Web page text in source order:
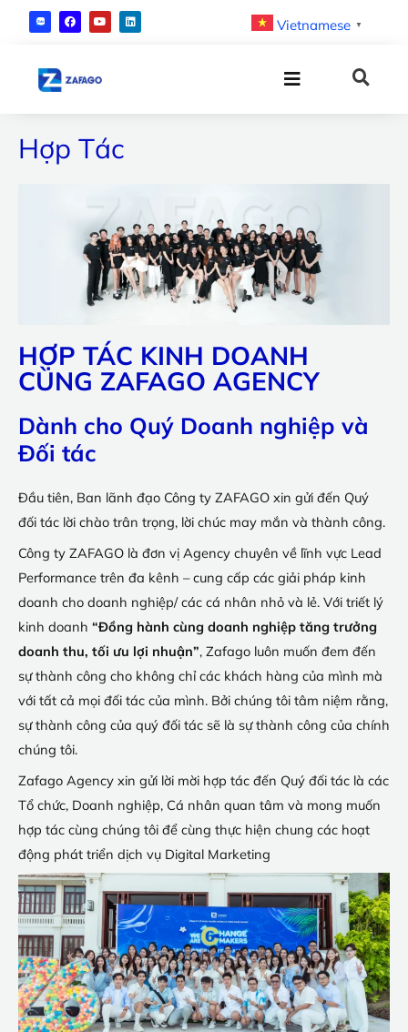
Vietnamese ▼
Hợp Tác
HỢP TÁC KINH DOANH
CÙNG ZAFAGO AGENCY
Dành cho Quý Doanh nghiệp và
Đối tác
Đầu tiên, Ban lãnh đạo Công ty ZAFAGO xin gửi đến Quý
đối tác lời chào trân trọng, lời chúc may mắn và thành công.
Công ty ZAFAGO là đơn vị Agency chuyên về lĩnh vực Lead
Performance trên đa kênh – cung cấp các giải pháp kinh
doanh cho doanh nghiệp/ các cá nhân nhỏ và lẻ. Với triết lý
kinh doanh “Đồng hành cùng doanh nghiệp tăng trưởng
doanh thu, tối ưu lợi nhuận”, Zafago luôn muốn đem đến
sự thành công cho không chỉ các khách hàng của mình mà
với tất cả mọi đối tác của mình. Bởi chúng tôi tâm niệm rằng,
sự thành công của quý đối tác sẽ là sự thành công của chính
chúng tôi.
Zafago Agency xin gửi lời mời hợp tác đến Quý đối tác là các
Tổ chức, Doanh nghiệp, Cá nhân quan tâm và mong muốn
hợp tác cùng chúng tôi để cùng thực hiện chung các hoạt
động phát triển dịch vụ Digital Marketing